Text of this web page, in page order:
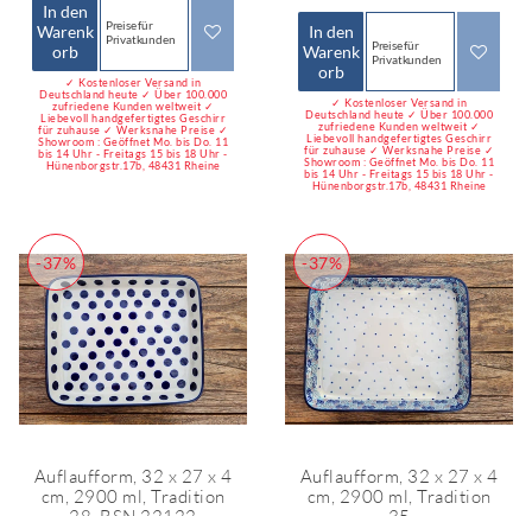
In den
Warenk
orb
Preise für
Privatkunden
✓ Kostenloser Versand in
Deutschland heute ✓ Über 100.000
zufriedene Kunden weltweit ✓
Liebevoll handgefertigtes Geschirr
für zuhause ✓ Werksnahe Preise ✓
Showroom : Geöffnet Mo. bis Do. 11
bis 14 Uhr - Freitags 15 bis 18 Uhr -
Hünenborgstr.17b, 48431 Rheine
In den
Warenk
orb
Preise für
Privatkunden
✓ Kostenloser Versand in
Deutschland heute ✓ Über 100.000
zufriedene Kunden weltweit ✓
Liebevoll handgefertigtes Geschirr
für zuhause ✓ Werksnahe Preise ✓
Showroom : Geöffnet Mo. bis Do. 11
bis 14 Uhr - Freitags 15 bis 18 Uhr -
Hünenborgstr.17b, 48431 Rheine
-37%
Auflaufform, 32 x 27 x 4
cm, 2900 ml, Tradition
-37%
Auflaufform, 32 x 27 x 4
cm, 2900 ml, Tradition